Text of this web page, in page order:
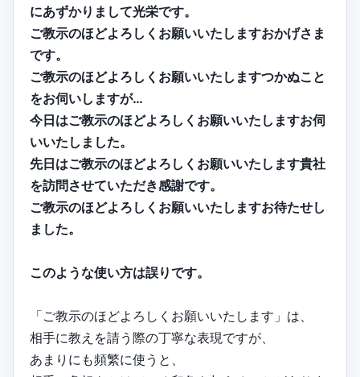
にあずかりまして光栄です。
ご教示のほどよろしくお願いいたしますおかげさま
です。
ご教示のほどよろしくお願いいたしますつかぬこと
をお伺いしますが…
今日はご教示のほどよろしくお願いいたしますお伺
いいたしました。
先日はご教示のほどよろしくお願いいたします貴社
を訪問させていただき感謝です。
ご教示のほどよろしくお願いいたしますお待たせし
ました。
このような使い方は誤りです。
「ご教示のほどよろしくお願いいたします」は、
相手に教えを請う際の丁寧な表現ですが、
あまりにも頻繁に使うと、